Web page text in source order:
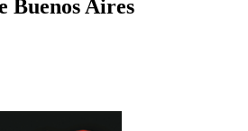
Buenos Aires